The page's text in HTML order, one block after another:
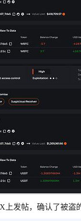
上发帖，确认了被盗